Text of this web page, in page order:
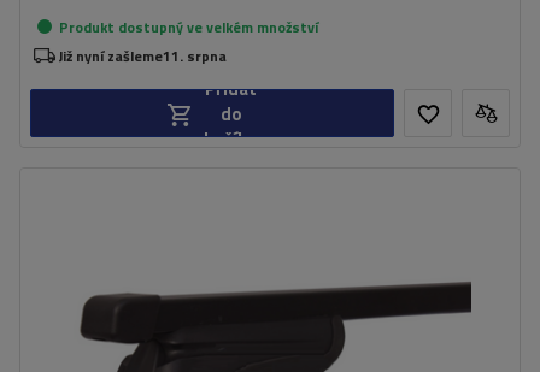
Produkt dostupný ve velkém množství
Již nyní zašleme11. srpna
Přidat
do
košíku